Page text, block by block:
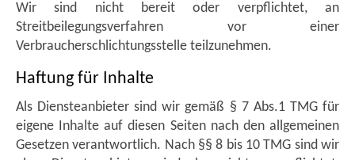
Wir sind nicht bereit oder verpflichtet, an
Streitbeilegungsverfahren vor einer
Verbraucherschlichtungsstelle teilzunehmen.
Haftung für Inhalte
Als Diensteanbieter sind wir gemäß § 7 Abs.1 TMG für
eigene Inhalte auf diesen Seiten nach den allgemeinen
Gesetzen verantwortlich. Nach §§ 8 bis 10 TMG sind wir